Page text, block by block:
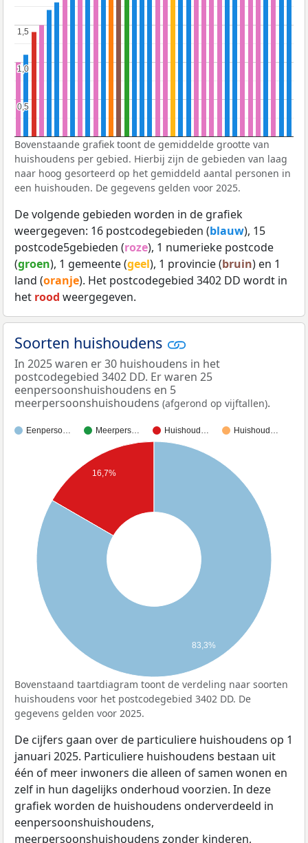
0,5
0,5
1,0
1,0
1,5
1,5
Bovenstaande grafiek toont de gemiddelde grootte van
huishoudens per gebied. Hierbij zijn de gebieden van laag
naar hoog gesorteerd op het gemiddeld aantal personen in
een huishouden. De gegevens gelden voor 2025.
De volgende gebieden worden in de grafiek
weergegeven: 16 postcodegebieden (blauw), 15
postcode5gebieden (roze), 1 numerieke postcode
(groen), 1 gemeente (geel), 1 provincie (bruin) en 1
land (oranje). Het postcodegebied 3402 DD wordt in
het rood weergegeven.
Soorten huishoudens
In 2025 waren er 30 huishoudens in het
postcodegebied 3402 DD. Er waren 25
eenpersoonshuishoudens en 5
meerpersoonshuishoudens (afgerond op vijftallen).
Eenperso… Meerpers… Huishoud… Huishoud…
16,7%
83,3%
Bovenstaand taartdiagram toont de verdeling naar soorten
huishoudens voor het postcodegebied 3402 DD. De
gegevens gelden voor 2025.
De cijfers gaan over de particuliere huishoudens op 1
januari 2025. Particuliere huishoudens bestaan uit
één of meer inwoners die alleen of samen wonen en
zelf in hun dagelijks onderhoud voorzien. In deze
grafiek worden de huishoudens onderverdeeld in
eenpersoonshuishoudens,
meerpersoonshuishoudens zonder kinderen,